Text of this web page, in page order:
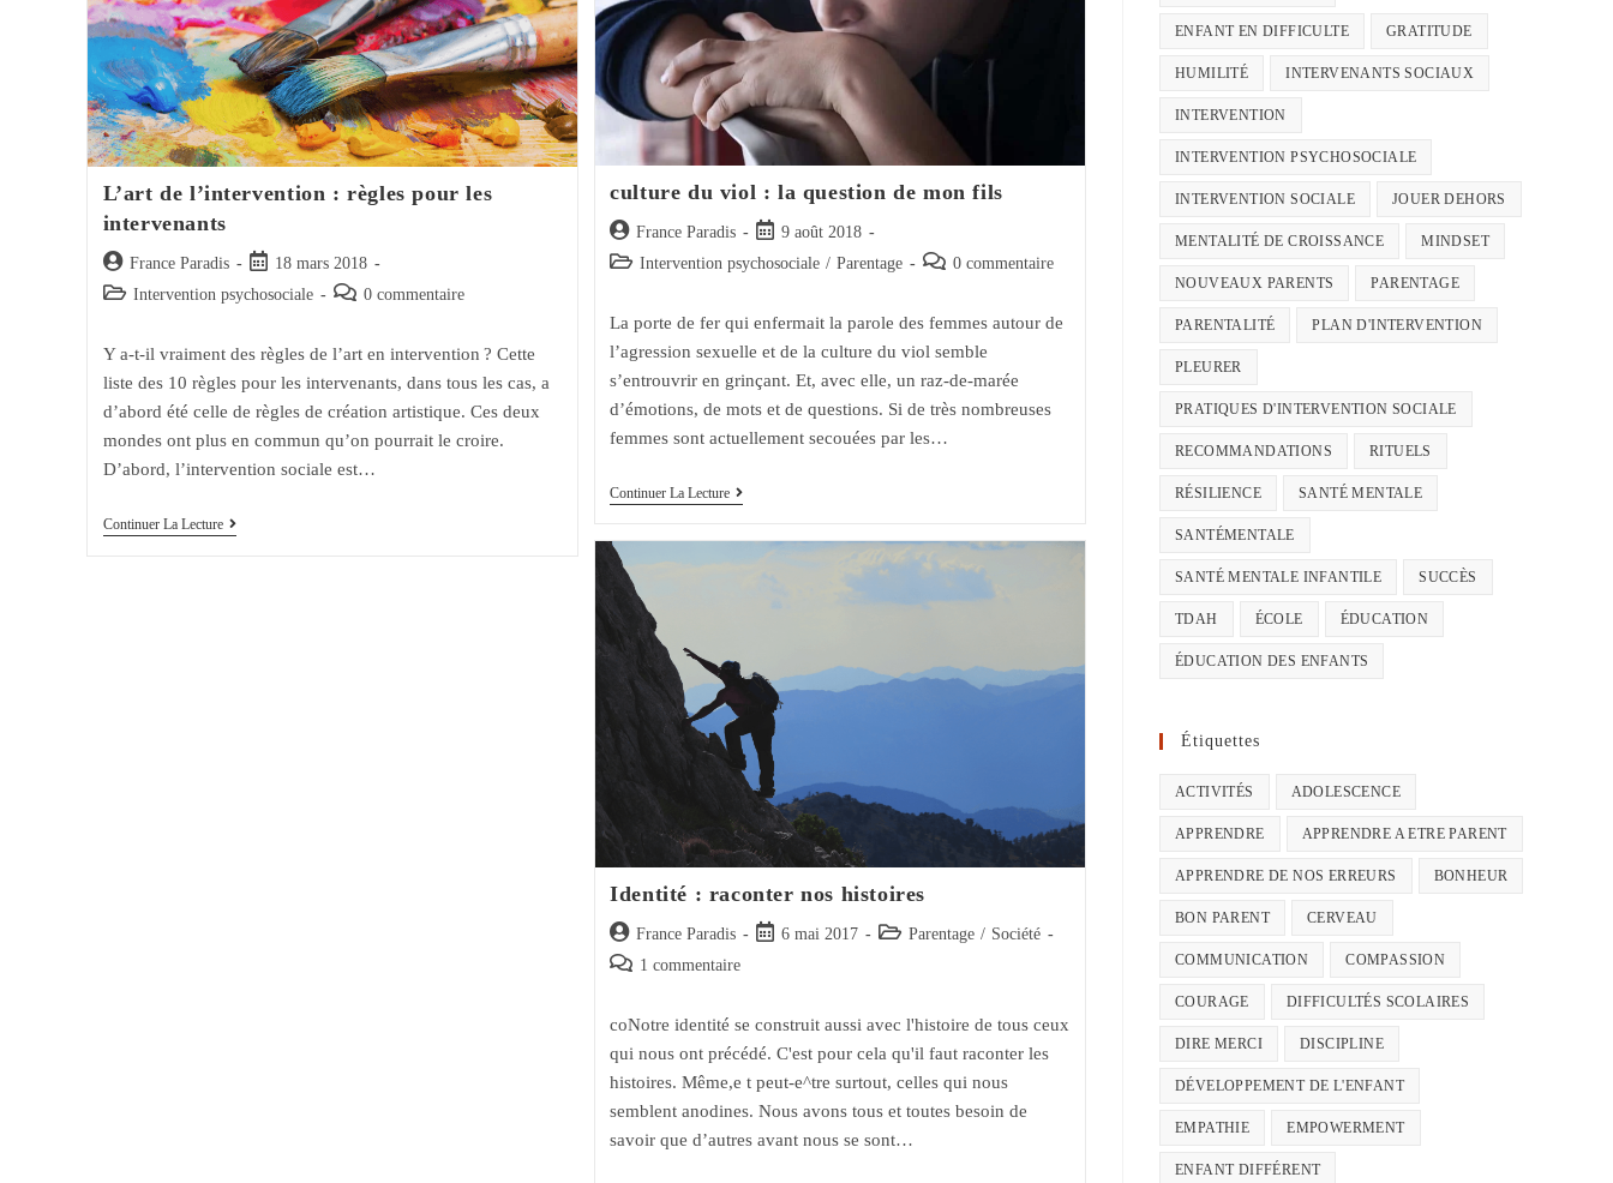
culture du viol : la question de mon fils
Auteur/autrice
de
France Paradis
Post
published:
9 août 2018
Post Intervention psychosociale / Parentage
Post 0 commentaire
La porte de fer qui enfermait la parole des femmes autour de
l’agression sexuelle et de la culture du viol semble
s’entrouvrir en grinçant. Et, avec elle, un raz-de-marée
d’émotions, de mots et de questions. Si de très nombreuses
femmes sont actuellement secouées par les…
Continuer La LectureCulture
L’art de l’intervention : règles pour les
intervenants
Auteur/autrice
de
France Paradis
Post
published:
18 mars 2018
Post Intervention psychosociale
Post 0 commentaire
Y a-t-il vraiment des règles de l’art en intervention ? Cette
liste des 10 règles pour les intervenants, dans tous les cas, a
d’abord été celle de règles de création artistique. Ces deux
mondes ont plus en commun qu’on pourrait le croire.
D’abord, l’intervention sociale est…
Continuer La LectureL’art
Identité : raconter nos histoires
Auteur/autrice
de
France Paradis
Post6 mai 2017
Post Parentage / Société
Post 1 commentaire
coNotre identité se construit aussi avec l'histoire de tous ceux
qui nous ont précédé. C'est pour cela qu'il faut raconter les
histoires. Même,e t peut-e^tre surtout, celles qui nous
semblent anodines. Nous avons tous et toutes besoin de
savoir que d’autres avant nous se sont…
ENFANT EN DIFFICULTE GRATITUDE
HUMILITÉ INTERVENANTS SOCIAUX
INTERVENTION
INTERVENTION PSYCHOSOCIALE
INTERVENTION SOCIALE JOUER DEHORS
MENTALITÉ DE CROISSANCE MINDSET
NOUVEAUX PARENTS PARENTAGE
PARENTALITÉ PLAN D'INTERVENTION
PLEURER
PRATIQUES D'INTERVENTION SOCIALE
RECOMMANDATIONS RITUELS
RÉSILIENCE SANTÉ MENTALE
SANTÉMENTALE
SANTÉ MENTALE INFANTILE SUCCÈS
TDAH ÉCOLE ÉDUCATION
ÉDUCATION DES ENFANTS
Étiquettes
ACTIVITÉS ADOLESCENCE
APPRENDRE APPRENDRE A ETRE PARENT
APPRENDRE DE NOS ERREURS BONHEUR
BON PARENT CERVEAU
COMMUNICATION COMPASSION
COURAGE DIFFICULTÉS SCOLAIRES
DIRE MERCI DISCIPLINE
DÉVELOPPEMENT DE L'ENFANT
EMPATHIE EMPOWERMENT
ENFANT DIFFÉRENT